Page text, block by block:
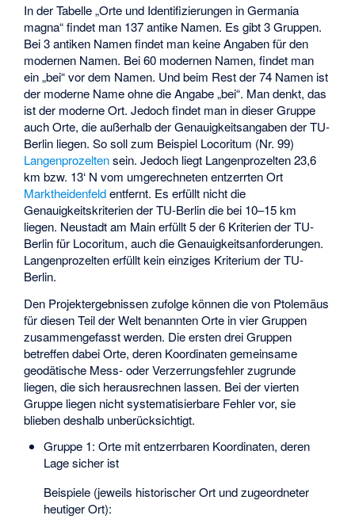
In der Tabelle „Orte und Identifizierungen in Germania
magna“ findet man 137 antike Namen. Es gibt 3 Gruppen.
Bei 3 antiken Namen findet man keine Angaben für den
modernen Namen. Bei 60 modernen Namen, findet man
ein „bei“ vor dem Namen. Und beim Rest der 74 Namen ist
der moderne Name ohne die Angabe „bei“. Man denkt, das
ist der moderne Ort. Jedoch findet man in dieser Gruppe
auch Orte, die außerhalb der Genauigkeitsangaben der TU-
Berlin liegen. So soll zum Beispiel Locoritum (Nr. 99)
Langenprozeltensein. Jedoch liegt Langenprozelten 23,6
km bzw. 13‘ N vom umgerechneten entzerrten Ort
Marktheidenfeldentfernt. Es erfüllt nicht die
Genauigkeitskriterien der TU-Berlin die bei 10–15 km
liegen. Neustadt am Main erfüllt 5 der 6 Kriterien der TU-
Berlin für Locoritum, auch die Genauigkeitsanforderungen.
Langenprozelten erfüllt kein einziges Kriterium der TU-
Berlin.
Den Projektergebnissen zufolge können die von Ptolemäus
für diesen Teil der Welt benannten Orte in vier Gruppen
zusammengefasst werden. Die ersten drei Gruppen
betreffen dabei Orte, deren Koordinaten gemeinsame
geodätische Mess- oder Verzerrungsfehler zugrunde
liegen, die sich herausrechnen lassen. Bei der vierten
Gruppe liegen nicht systematisierbare Fehler vor, sie
blieben deshalb unberücksichtigt.
Gruppe 1: Orte mit entzerrbaren Koordinaten, deren
Lage sicher ist
Beispiele (jeweils historischer Ort und zugeordneter
heutiger Ort):